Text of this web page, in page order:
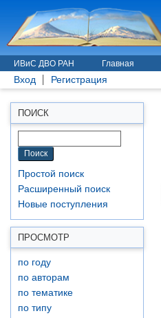
ИВиС ДВО РАН Главная
Вход Регистрация
ПОИСК
Простой поиск
Расширенный поиск
Новые поступления
ПРОСМОТР
по году
по авторам
по тематике
по типу